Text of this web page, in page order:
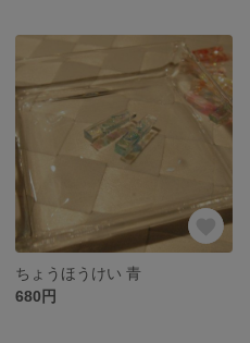
ちょうほうけい 青
680円